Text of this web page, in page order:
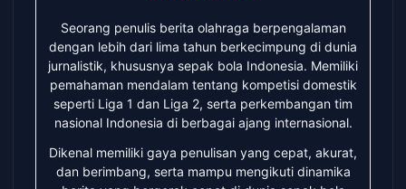
Seorang penulis berita olahraga berpengalaman
dengan lebih dari lima tahun berkecimpung di dunia
jurnalistik, khususnya sepak bola Indonesia. Memiliki
pemahaman mendalam tentang kompetisi domestik
seperti Liga 1 dan Liga 2, serta perkembangan tim
nasional Indonesia di berbagai ajang internasional.
Dikenal memiliki gaya penulisan yang cepat, akurat,
dan berimbang, serta mampu mengikuti dinamika